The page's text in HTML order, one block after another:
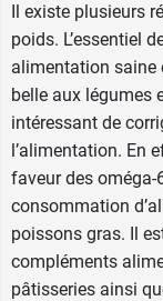
Il existe plusieurs
poids. L’essentiel
alimentation saine
belle aux légumes
intéressant de
l’alimentation. En
faveur des oméga-
consommation
poissons gras. Il
compléments
pâtisseries ainsi